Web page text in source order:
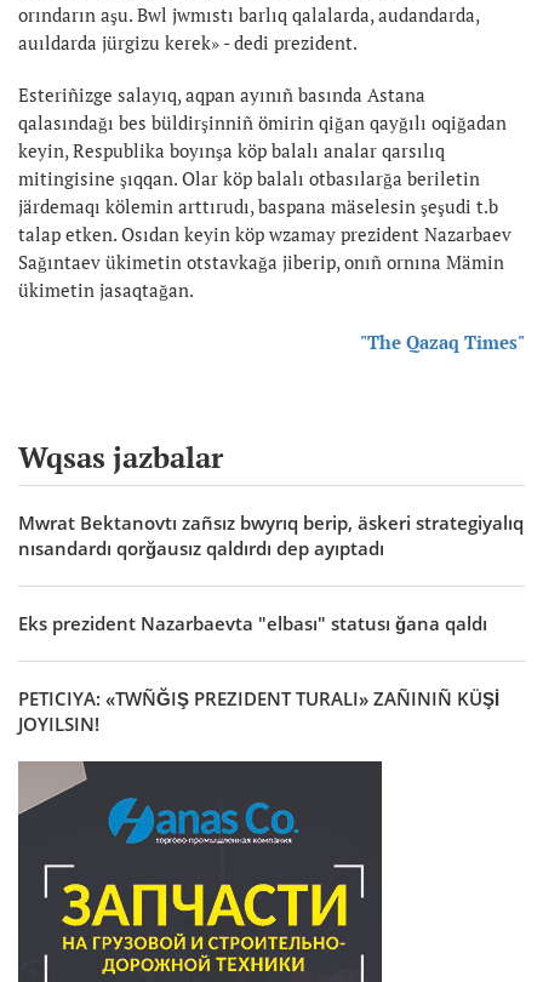
orındarın aşu. Bwl jwmıstı barlıq qalalarda, audandarda,
auıldarda jürgizu kerek» - dedi prezident.
Esteriñizge salayıq, aqpan ayınıñ basında Astana
qalasındağı bes büldirşinniñ ömirin qiğan qayğılı oqiğadan
keyin, Respublika boyınşa köp balalı analar qarsılıq
mitingisine şıqqan. Olar köp balalı otbasılarğa beriletin
järdemaqı kölemin arttırudı, baspana mäselesin şeşudi t.b
talap etken. Osıdan keyin köp wzamay prezident Nazarbaev
Sağıntaev ükimetin otstavkağa jiberip, onıñ ornına Mämin
ükimetin jasaqtağan.
"The Qazaq Times"
Wqsas jazbalar
Mwrat Bektanovtı zañsız bwyrıq berip, äskeri strategiyalıq
nısandardı qorğausız qaldırdı dep ayıptadı
Eks prezident Nazarbaevta "elbası" statusı ğana qaldı
PETICIYA: «TWÑĞIŞ PREZIDENT TURALI» ZAÑINIÑ KÜŞİ
JOYILSIN!